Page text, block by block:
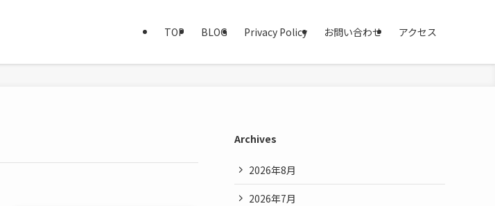
TOP BLOG Privacy Policy お問い合わせ アクセス
Archives
2026年8月
2026年7月